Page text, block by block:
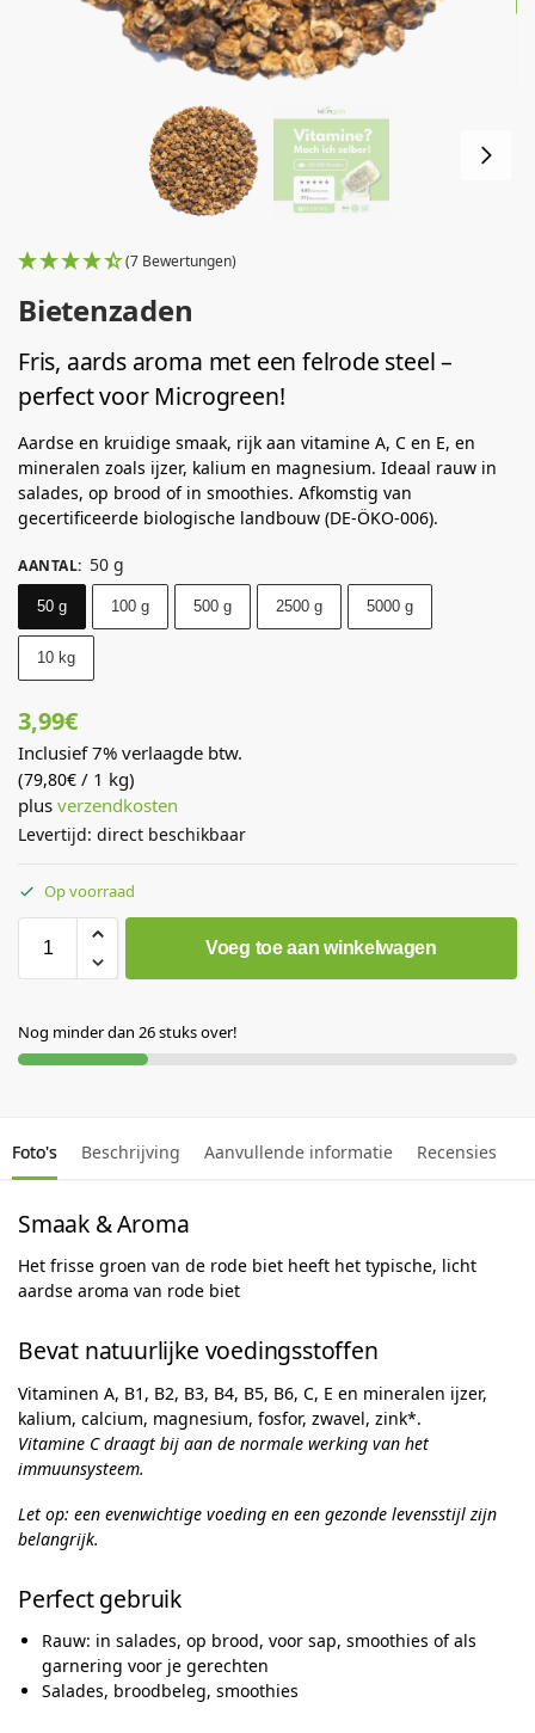
(7 Bewertungen)
Bietenzaden
Fris, aards aroma met een felrode steel –
perfect voor Microgreen!
Aardse en kruidige smaak, rijk aan vitamine A, C en E, en
mineralen zoals ijzer, kalium en magnesium. Ideaal rauw in
salades, op brood of in smoothies. Afkomstig van
gecertificeerde biologische landbouw (DE-ÖKO-006).
AANTAL: 50 g
50 g 100 g 500 g 2500 g 5000 g
10 kg
3,99€
Inclusief 7% verlaagde btw.
(79,80€ / 1 kg)
plus verzendkosten
Levertijd: direct beschikbaar
Op voorraad
Voeg toe aan winkelwagen
Nog minder dan 26 stuks over!
Foto's Beschrijving Aanvullende informatie Recensies
Smaak & Aroma
Het frisse groen van de rode biet heeft het typische, licht
aardse aroma van rode biet
Bevat natuurlijke voedingsstoffen
Vitaminen A, B1, B2, B3, B4, B5, B6, C, E en mineralen ijzer,
kalium, calcium, magnesium, fosfor, zwavel, zink*.
Vitamine C draagt ​​bij aan de normale werking van het
immuunsysteem.
Let op: een evenwichtige voeding en een gezonde levensstijl zijn
belangrijk.
Perfect gebruik
Rauw: in salades, op brood, voor sap, smoothies of als
garnering voor je gerechten
Salades, broodbeleg, smoothies